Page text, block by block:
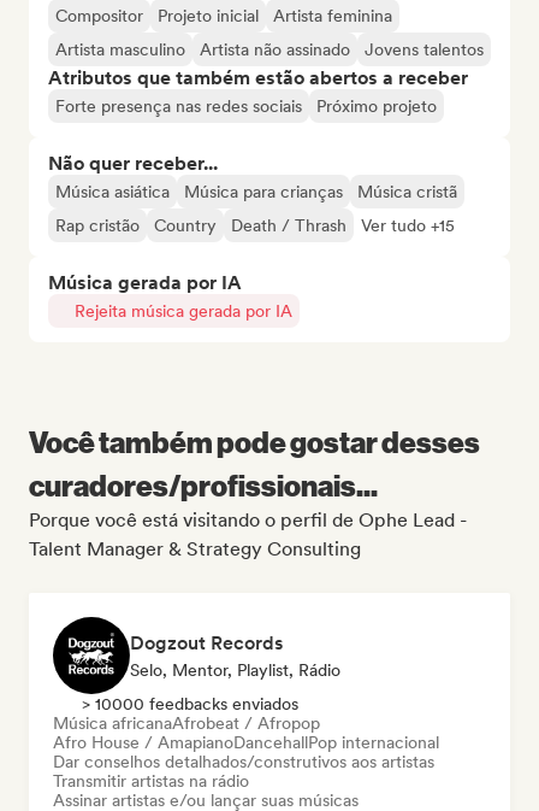
Compositor Projeto inicial
Artista feminina
Artista masculino
Artista não assinado Jovens talentos
Atributos que também estão abertos a receber
Forte presença nas redes sociais Próximo projeto
Não quer receber...
Música asiática Música para crianças
Música cristã
Rap cristão
Country Death / Thrash Ver tudo +15
Música gerada por IA
Rejeita música gerada por IA
Você também pode gostar desses
curadores/profissionais...
Porque você está visitando o perfil de Ophe Lead -
Talent Manager & Strategy Consulting
Dogzout Records
Selo, Mentor, Playlist, Rádio
> 10000 feedbacks enviados
Música africanaAfrobeat / Afropop
Afro House / AmapianoDancehallPop internacional
Dar conselhos detalhados/construtivos aos artistas
Transmitir artistas na rádio
Assinar artistas e/ou lançar suas músicas